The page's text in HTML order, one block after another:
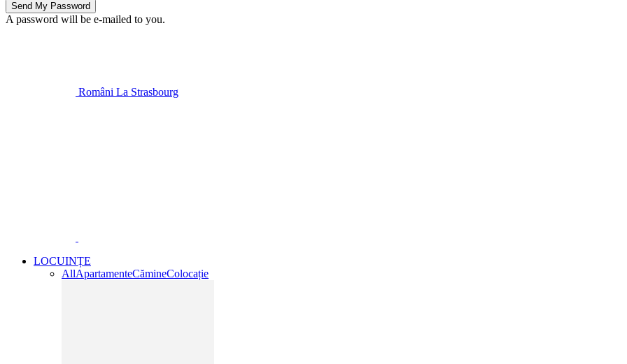
A password will be e-mailed to you.
Români La Strasbourg
LOCUINȚE
AllApartamenteCămineColocație